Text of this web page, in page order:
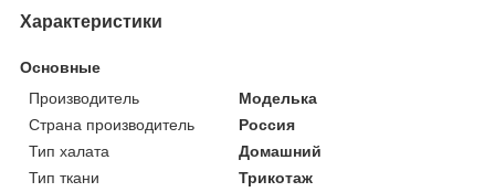
Характеристики
Основные
Производитель
Моделька
Страна производитель
Россия
Тип халата
Домашний
Тип ткани
Трикотаж